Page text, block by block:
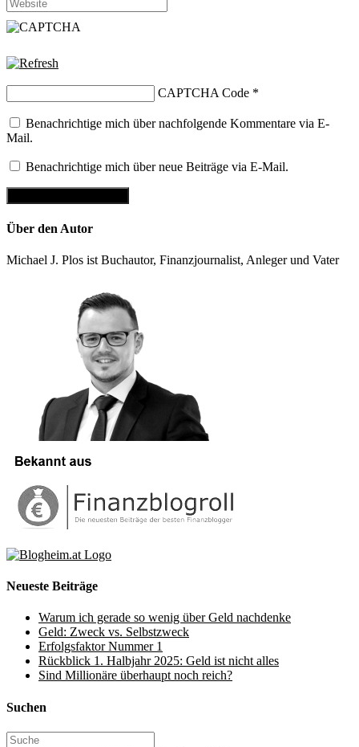
CAPTCHA Code *
Benachrichtige mich über nachfolgende Kommentare via E-
Mail.
Benachrichtige mich über neue Beiträge via E-Mail.
Über den Autor
Michael J. Plos ist Buchautor, Finanzjournalist, Anleger und Vater
Neueste Beiträge
Warum ich gerade so wenig über Geld nachdenke
Geld: Zweck vs. Selbstzweck
Erfolgsfaktor Nummer 1
Rückblick 1. Halbjahr 2025: Geld ist nicht alles
Sind Millionäre überhaupt noch reich?
Suchen